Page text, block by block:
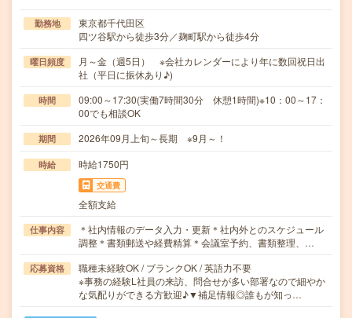
勤務地
東京都千代田区
四ツ谷駅から徒歩3分／麹町駅から徒歩4分
曜日頻度
月～金（週5日） ※会社カレンダーにより年に数回祝日出
社（平日に振休あり♪)
時間
09:00～17:30(実働7時間30分 休憩1時間)※10：00～17：
00でも相談OK
期間 2026年09月上旬～長期 ※9月～！
時給 時給1750円
交通費
全額支給
仕事内容
＊社内情報のデータ入力・更新＊社内外とのスケジュール
調整＊書類郵送や経費精算＊会議室予約、書類整理、…
応募資格
職種未経験OK / ブランクOK / 英語力不要
※事務の経験L社員の来訪、問合せが多い部署なので細やか
な気配りができる方歓迎♪▼補足情報◎誰もが知っ…